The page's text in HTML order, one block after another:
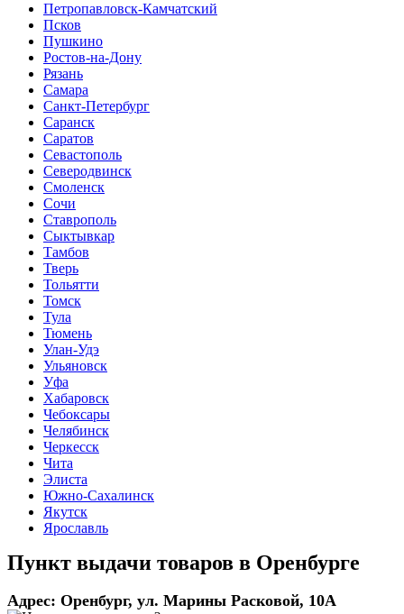
Петропавловск-Камчатский
Псков
Пушкино
Ростов-на-Дону
Рязань
Самара
Санкт-Петербург
Саранск
Саратов
Севастополь
Северодвинск
Смоленск
Сочи
Ставрополь
Сыктывкар
Тамбов
Тверь
Тольятти
Томск
Тула
Тюмень
Улан-Удэ
Ульяновск
Уфа
Хабаровск
Чебоксары
Челябинск
Черкесск
Чита
Элиста
Южно-Сахалинск
Якутск
Ярославль
Пункт выдачи товаров в Оренбурге
Адрес: Оренбург, ул. Марины Расковой, 10А